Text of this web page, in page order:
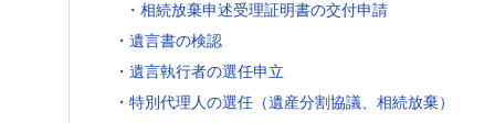
・ 相続放棄申述受理証明書の交付申請
・ 遺言書の検認
・ 遺言執行者の選任申立
・ 特別代理人の選任（遺産分割協議、相続放棄）